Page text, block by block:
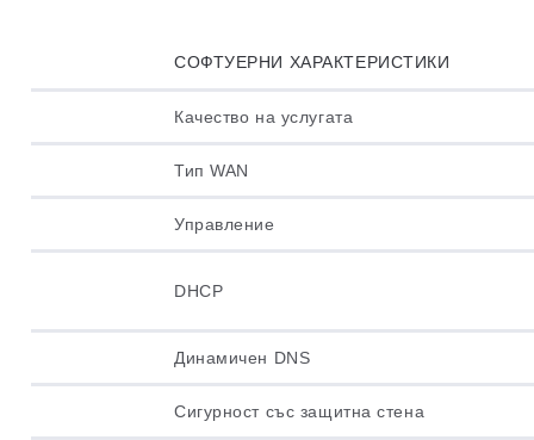
СОФТУЕРНИ ХАРАКТЕРИСТИКИ
Качество на услугата
Тип WAN
Управление
DHCP
Динамичен DNS
Сигурност със защитна стена